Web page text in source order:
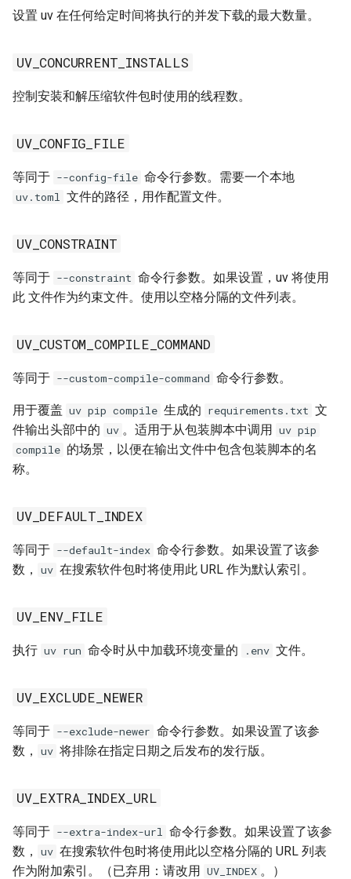
UV_HTTP_TIMEOUT
UV_INDEX_{name}_USERNAME
UV_INSECURE_HOST
UV_INSTALLER_GHE_BASE_URL
UV_INSTALL_DIR
UV_LINK_MODE
UV_LOCKED
UV_LOG_CONTEXT
UV_MANAGED_PYTHON
UV_NO_BINARY
UV_NO_BINARY_PACKAGE
UV_NO_BUILD
UV_NO_BUILD_ISOLATION
UV_NO_CONFIG
设置 uv 在任何给定时间将执行的并发下载的最大数量。
UV_CONCURRENT_INSTALLS
控制安装和解压缩软件包时使用的线程数。
UV_CONFIG_FILE
等同于 --config-file 命令行参数。需要一个本地
uv.toml 文件的路径，用作配置文件。
UV_CONSTRAINT
等同于 --constraint 命令行参数。如果设置，uv 将使用
此 文件作为约束文件。使用以空格分隔的文件列表。
UV_CUSTOM_COMPILE_COMMAND
等同于 --custom-compile-command 命令行参数。
用于覆盖 uv pip compile 生成的 requirements.txt 文
件输出头部中的 uv 。适用于从包装脚本中调用 uv pip
compile 的场景，以便在输出文件中包含包装脚本的名
称。
UV_DEFAULT_INDEX
等同于 --default-index 命令行参数。如果设置了该参
数，
uv 在搜索软件包时将使用此 URL 作为默认索引。
UV_ENV_FILE
执行 uv run 命令时从中加载环境变量的 .env 文件。
UV_EXCLUDE_NEWER
等同于 --exclude-newer 命令行参数。如果设置了该参
数，
uv 将排除在指定日期之后发布的发行版。
UV_EXTRA_INDEX_URL
等同于 --extra-index-url 命令行参数。如果设置了该参
数，
uv 在搜索软件包时将使用此以空格分隔的 URL 列表
作为附加索引。（已弃用：请改用 UV_INDEX 。）